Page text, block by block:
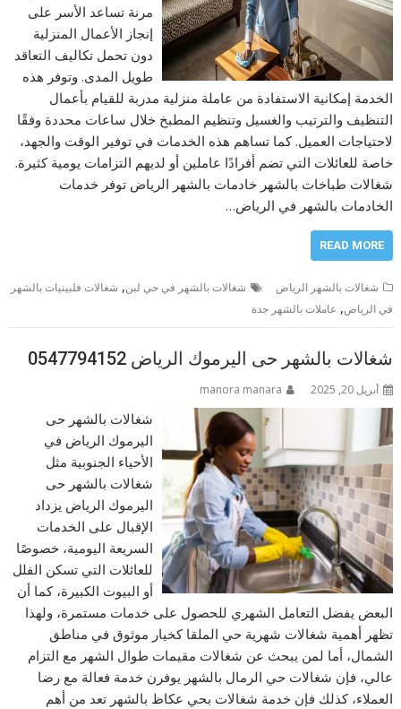
مرنة تساعد الأسر على
إنجاز الأعمال المنزلية
دون تحمل تكاليف التعاقد
طويل المدى. وتوفر هذه
الخدمة إمكانية الاستفادة من عاملة منزلية مدربة للقيام بأعمال
التنظيف والترتيب والغسيل وتنظيم المطبخ خلال ساعات محددة وفقًا
لاحتياجات العميل. كما تساهم هذه الخدمات في توفير الوقت والجهد،
خاصة للعائلات التي تضم أفرادًا عاملين أو لديهم التزامات يومية كثيرة.
شغالات طباخات بالشهر خادمات بالشهر الرياض توفر خدمات
الخادمات بالشهر في الرياض…
READ MORE
شغالات بالشهر الرياض شغالات بالشهر في حي لبن, شغالات فلبينيات بالشهر
في الرياض, عاملات بالشهر جدة
شغالات بالشهر حى اليرموك الرياض 0547794152
أبريل 20, 2025 manora manara
شغالات بالشهر حى
اليرموك الرياض في
الأحياء الجنوبية مثل
شغالات بالشهر حى
اليرموك الرياض يزداد
الإقبال على الخدمات
السريعة اليومية، خصوصًا
للعائلات التي تسكن الفلل
أو البيوت الكبيرة، كما أن
البعض يفضل التعامل الشهري للحصول على خدمات مستمرة، ولهذا
تظهر أهمية شغالات شهرية حي الملقا كخيار موثوق في مناطق
الشمال، أما لمن يبحث عن شغالات مقيمات طوال الشهر مع التزام
عالي، فإن شغالات حي الرمال بالشهر يوفرن خدمة فعالة مع رضا
العملاء، كذلك فإن خدمة شغالات بحي عكاظ بالشهر تعد من أهم